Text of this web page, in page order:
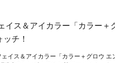
イス＆アイカラー「カラー＋
チ！
イス＆アイカラー「カラー＋グロウ エ